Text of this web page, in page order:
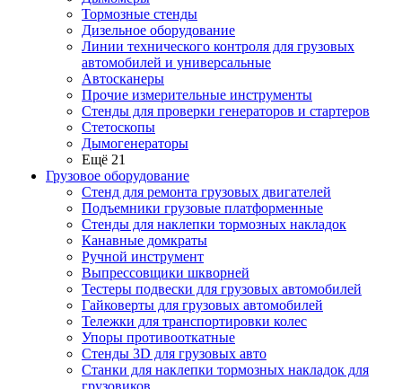
Тормозные стенды
Дизельное оборудование
Линии технического контроля для грузовых
автомобилей и универсальные
Автосканеры
Прочие измерительные инструменты
Стенды для проверки генераторов и стартеров
Стетоскопы
Дымогенераторы
Ещё 21
Грузовое оборудование
Стенд для ремонта грузовых двигателей
Подъемники грузовые платформенные
Стенды для наклепки тормозных накладок
Канавные домкраты
Ручной инструмент
Выпрессовщики шкворней
Тестеры подвески для грузовых автомобилей
Гайковерты для грузовых автомобилей
Тележки для транспортировки колес
Упоры противооткатные
Стенды 3D для грузовых авто
Станки для наклепки тормозных накладок для
грузовиков